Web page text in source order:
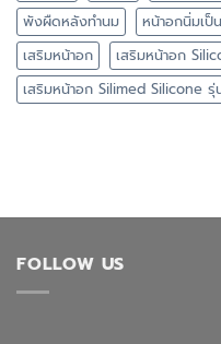
พังผืดหลังทำนม
หน้าอกนิ่มเป็
เสริมหน้าอก
เสริมหน้าอก
เสริมหน้าอก Silimed Silicone รุ่
FOLLOW US